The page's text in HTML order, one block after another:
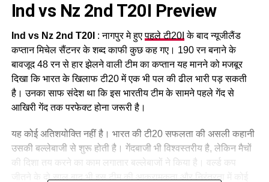
Ind vs Nz 2nd T20I Preview
Ind vs Nz 2nd T20I : नागपुर मे हुएपहले टी20Iके बाद न्यूजीलैंड
कप्तान मिचेल सैंटनर के शब्द काफी कुछ कह गए। 190 रन बनाने के
बावजूद 48 रन से हार झेलने वाली टीम का कप्तान यह मानने को मजबूर
दिखा कि भारत के खिलाफ टी20 में एक भी पल की ढील भारी पड़ सकती
है। उनका साफ संदेश था कि इस भारतीय टीम के सामने पहले गेंद से
आखिरी गेंद तक परफेक्ट होना जरूरी है।
यह कोई अतिशयोक्ति नहीं है। भारत की टी20 सफलता की असली कहानी
उसकी बल्लेबाजी से शुरू होती है। गेंदबाजी भी विश्वस्तरीय है, लेकिन मैचों
की दिशा तय करने का काम लगातार बल्लेबाजों ने किया है। वर्ल्ड कप
जीतने के दो साल बाद भी इस टीम की आक्रामकता और निरंतरता में कोई